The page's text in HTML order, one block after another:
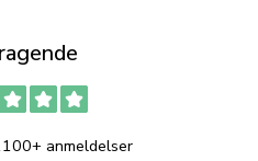
anmeldelser